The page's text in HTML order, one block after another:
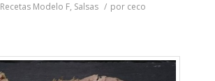
Recetas Modelo F, Salsas / por ceco